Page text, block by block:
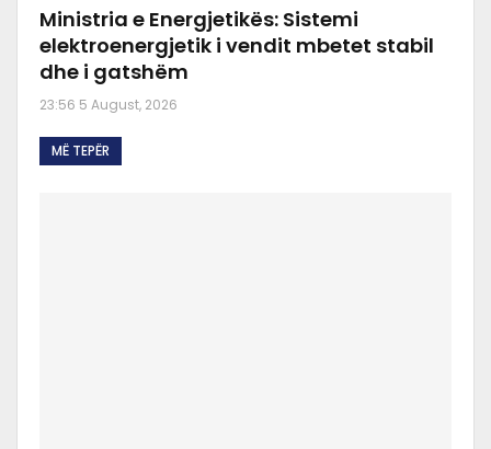
Ministria e Energjetikës: Sistemi
elektroenergjetik i vendit mbetet stabil
dhe i gatshëm
23:56 5 August, 2026
MË TEPËR